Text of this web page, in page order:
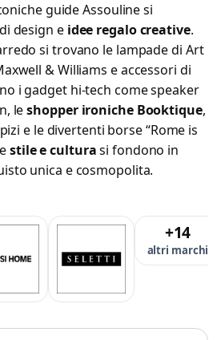
guide Assouline si
design e idee regalo creative.
si trovano le lampade di Art
& Williams e accessori di
i gadget hi-tech come speaker
leshopper ironiche Booktique,
e le divertenti borse “Rome is
stile e culturasi fondono in
unica e cosmopolita.
+14
altri marchi